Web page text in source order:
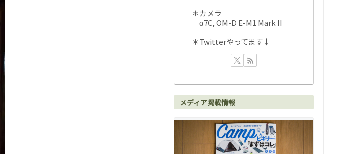
＊カメラ
α7C, OM-D E-M1 Mark II
＊Twitterやってます↓
メディア掲載情報